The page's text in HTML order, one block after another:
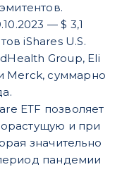
— $ 3,1
iShares U.S.
Group, Eli
Merck, суммарно
ETF позволяет
и при
значительно
пандемии